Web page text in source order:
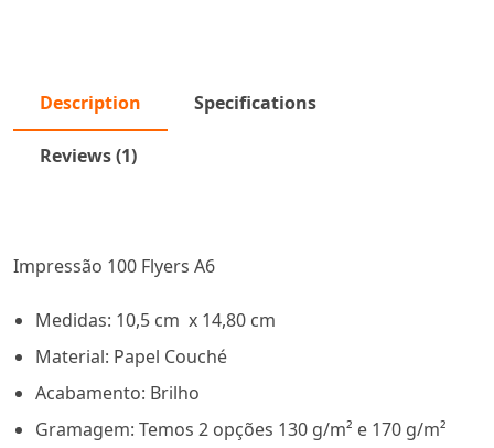
Description Specifications
Reviews (1)
Impressão 100 Flyers A6
Medidas: 10,5 cm x 14,80 cm
Material: Papel Couché
Acabamento: Brilho
Gramagem: Temos 2 opções 130 g/m² e 170 g/m²